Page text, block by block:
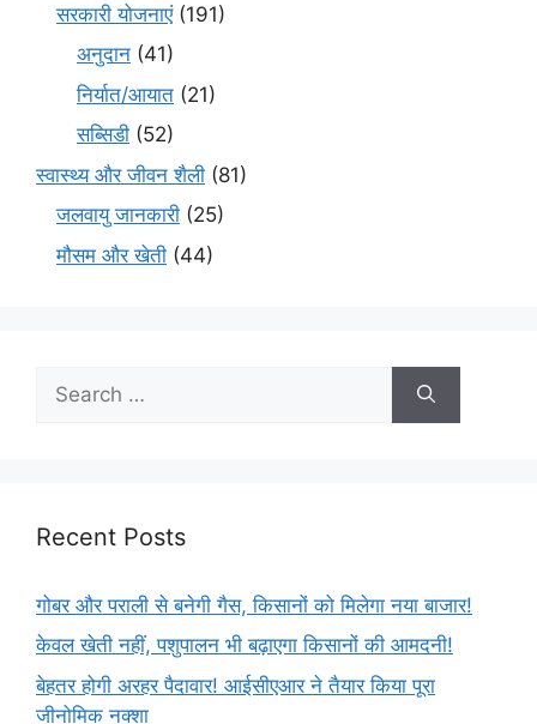
सरकारी योजनाएं(191)
अनुदान (41)
निर्यात/आयात (21)
सब्सिडी (52)
स्वास्थ्य और जीवन शैली (81)
जलवायु जानकारी (25)
मौसम और खेती (44)
Recent Posts
गोबर और पराली से बनेगी गैस, किसानों को मिलेगा नया बाजार!
केवल खेती नहीं, पशुपालन भी बढ़ाएगा किसानों की आमदनी!
बेहतर होगी अरहर पैदावार! आईसीएआर ने तैयार किया पूरा
जीनोमिक नक्शा